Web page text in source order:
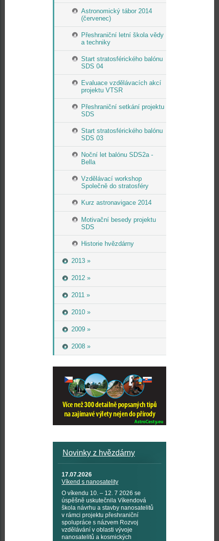
Astronomický tábor 2014
(červenec)
Přeshraniční letní škola vědy
a techniky
Start stratosférického balónu
SDS 04
Evaluace vzdělávacích akcí
projektu VTSR
Přeshraniční setkání projektu
SDS
Start stratosférického balónu
SDS 03
Noční let balónu SDS2a -
Bella
Vzdělávací workshop
Společně do stratosféry
Kurz astronavigace 2014
Motivační besedy projektu
SDS
Historie hvězdárny
2013 »
2012 »
2011 »
2010 »
2009 »
2008 »
Novinky z hvězdárny
17.07.2026
Víkend s nanosatelity
O víkendu 10. – 12. 7 2026 se
úspěšně uskutečnila Víkendová
škola návrhu a stavby nanosatelitů
v rámci projektu přeshraniční
spolupráce s názvem Rozvoj
vzdělávání v oblasti vývoje
nanosatelitů a kosmických